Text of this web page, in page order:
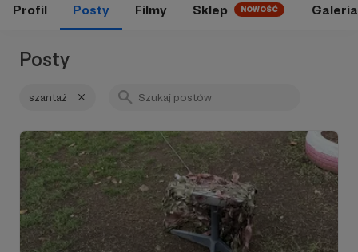
Profil Posty Filmy Sklep NOWOŚĆ Galeria
Posty
szantaż